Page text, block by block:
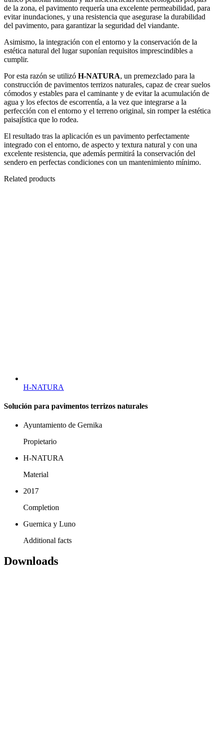
de la zona, el pavimento requería una excelente permeabilidad, para
evitar inundaciones, y una resistencia que asegurase la durabilidad
del pavimento, para garantizar la seguridad del viandante.
Asimismo, la integración con el entorno y la conservación de la
estética natural del lugar suponían requisitos imprescindibles a
cumplir.
Por esta razón se utilizó H-NATURA, un premezclado para la
construcción de pavimentos terrizos naturales, capaz de crear suelos
cómodos y estables para el caminante y de evitar la acumulación de
agua y los efectos de escorrentía, a la vez que integrarse a la
perfección con el entorno y el terreno original, sin romper la estética
paisajística que lo rodea.
El resultado tras la aplicación es un pavimento perfectamente
integrado con el entorno, de aspecto y textura natural y con una
excelente resistencia, que además permitirá la conservación del
sendero en perfectas condiciones con un mantenimiento mínimo.
Related products
H-NATURA
Solución para pavimentos terrizos naturales
Ayuntamiento de Gernika
Propietario
H-NATURA
Material
2017
Completion
Guernica y Luno
Additional facts
Downloads